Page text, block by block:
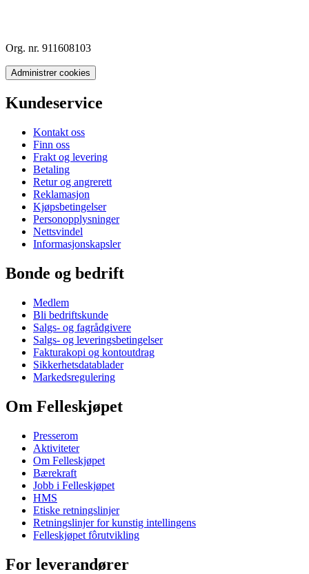
Org. nr. 911608103
Administrer cookies
Kundeservice
Kontakt oss
Finn oss
Frakt og levering
Betaling
Retur og angrerett
Reklamasjon
Kjøpsbetingelser
Personopplysninger
Nettsvindel
Informasjonskapsler
Bonde og bedrift
Medlem
Bli bedriftskunde
Salgs- og fagrådgivere
Salgs- og leveringsbetingelser
Fakturakopi og kontoutdrag
Sikkerhetsdatablader
Markedsregulering
Om Felleskjøpet
Presserom
Aktiviteter
Om Felleskjøpet
Bærekraft
Jobb i Felleskjøpet
HMS
Etiske retningslinjer
Retningslinjer for kunstig intellingens
Felleskjøpet fôrutvikling
For leverandører